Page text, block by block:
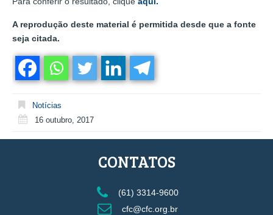
A reprodução deste material é permitida desde que a fonte
seja citada.
Notícias
16 outubro, 2017
CONTATOS
(61) 3314-9600
cfc@cfc.org.br